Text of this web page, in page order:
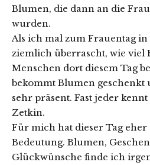
Blumen, die dann an die
wurden.
Als ich mal zum Frauentag
ziemlich überrascht, wie viel
Menschen dort diesem Tag
bekommt Blumen geschenkt
sehr präsent. Fast jeder
Zetkin.
Für mich hat dieser Tag eher
Bedeutung. Blumen,
Glückwünsche finde ich